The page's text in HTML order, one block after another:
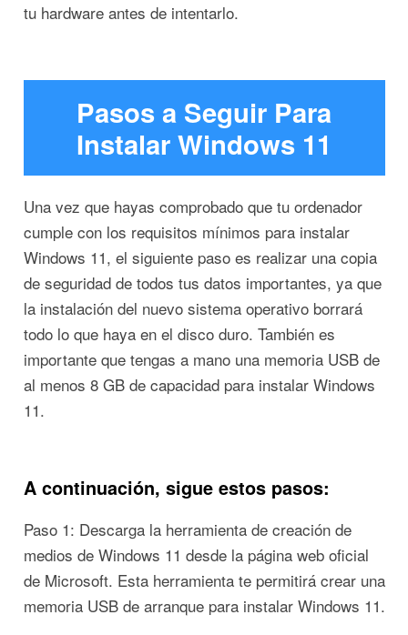
tu hardware antes de intentarlo.
Pasos a Seguir Para
Instalar Windows 11
Una vez que hayas comprobado que tu ordenador
cumple con los requisitos mínimos para instalar
Windows 11, el siguiente paso es realizar una copia
de seguridad de todos tus datos importantes, ya que
la instalación del nuevo sistema operativo borrará
todo lo que haya en el disco duro. También es
importante que tengas a mano una memoria USB de
al menos 8 GB de capacidad para instalar Windows
11.
A continuación, sigue estos pasos:
Paso 1: Descarga la herramienta de creación de
medios de Windows 11 desde la página web oficial
de Microsoft. Esta herramienta te permitirá crear una
memoria USB de arranque para instalar Windows 11.